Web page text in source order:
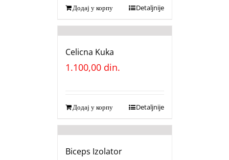
Додај у корпу Detaljnije
Celicna Kuka
1.100,00 din.
Додај у корпу Detaljnije
Biceps Izolator